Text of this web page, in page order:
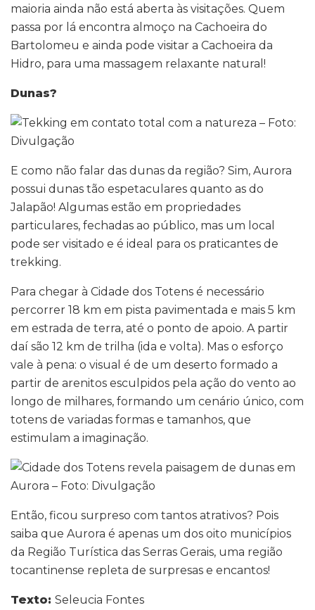
maioria ainda não está aberta às visitações. Quem
passa por lá encontra almoço na Cachoeira do
Bartolomeu e ainda pode visitar a Cachoeira da
Hidro, para uma massagem relaxante natural!
Dunas?
E como não falar das dunas da região? Sim, Aurora
possui dunas tão espetaculares quanto as do
Jalapão! Algumas estão em propriedades
particulares, fechadas ao público, mas um local
pode ser visitado e é ideal para os praticantes de
trekking.
Para chegar à Cidade dos Totens é necessário
percorrer 18 km em pista pavimentada e mais 5 km
em estrada de terra, até o ponto de apoio. A partir
daí são 12 km de trilha (ida e volta). Mas o esforço
vale à pena: o visual é de um deserto formado a
partir de arenitos esculpidos pela ação do vento ao
longo de milhares, formando um cenário único, com
totens de variadas formas e tamanhos, que
estimulam a imaginação.
Então, ficou surpreso com tantos atrativos? Pois
saiba que Aurora é apenas um dos oito municípios
da Região Turística das Serras Gerais, uma região
tocantinense repleta de surpresas e encantos!
Texto: Seleucia Fontes